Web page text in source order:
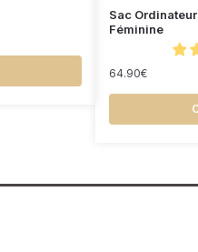
Sac
Féminine
64.90€